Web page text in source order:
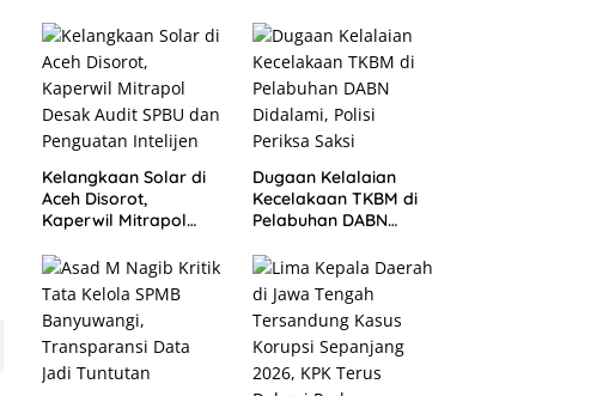
Pergantian Pejabat
Kelangkaan Solar di
Aceh Disorot,
Kaperwil Mitrapol
Penguatan Intelijen
Dugaan Kelalaian
Kecelakaan TKBM di
Pelabuhan DABN
Periksa Saksi